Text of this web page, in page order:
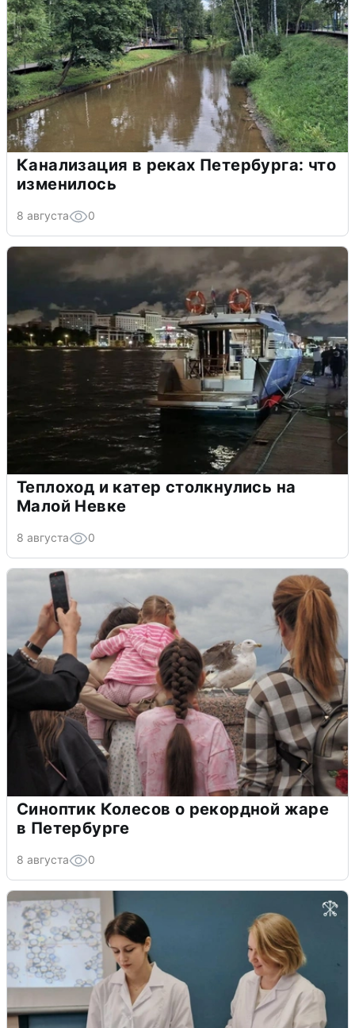
Канализация в реках Петербурга: что
изменилось
8 августа 0
Теплоход и катер столкнулись на
Малой Невке
8 августа 0
Синоптик Колесов о рекордной жаре
в Петербурге
8 августа 0